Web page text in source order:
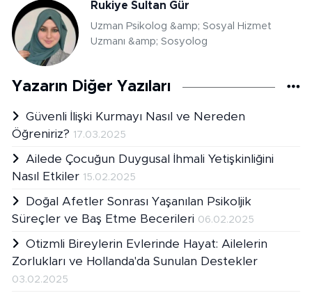
Rukiye Sultan Gür
Uzman Psikolog &amp; Sosyal Hizmet
Uzmanı &amp; Sosyolog
Yazarın Diğer Yazıları
Güvenli İlişki Kurmayı Nasıl ve Nereden
Öğreniriz? 17.03.2025
Ailede Çocuğun Duygusal İhmali Yetişkinliğini
Nasıl Etkiler 15.02.2025
Doğal Afetler Sonrası Yaşanılan Psikoljik
Süreçler ve Baş Etme Becerileri 06.02.2025
Otizmli Bireylerin Evlerinde Hayat: Ailelerin
Zorlukları ve Hollanda'da Sunulan Destekler
03.02.2025